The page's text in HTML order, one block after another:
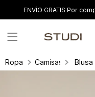
ENVÍO GRATIS Por
Ropa Camisas y blusas